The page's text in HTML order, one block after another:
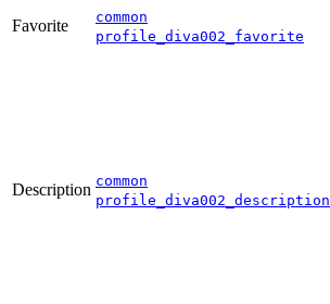
Favorite
common
profile_diva002_favorite
Description common
profile_diva002_description